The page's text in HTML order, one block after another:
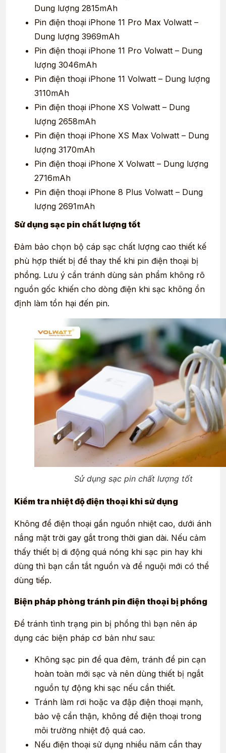
Dung lượng 2815mAh
Pin điện thoại iPhone 11 Pro Max Volwatt –
Dung lượng 3969mAh
Pin điện thoại iPhone 11 Pro Volwatt – Dung
lượng 3046mAh
Pin điện thoại iPhone 11 Volwatt – Dung lượng
3110mAh
Pin điện thoại iPhone XS Volwatt – Dung
lượng 2658mAh
Pin điện thoại iPhone XS Max Volwatt – Dung
lượng 3170mAh
Pin điện thoại iPhone X Volwatt – Dung lượng
2716mAh
Pin điện thoại iPhone 8 Plus Volwatt – Dung
lượng 2691mAh
Sử dụng sạc pin chất lượng tốt
Đảm bảo chọn bộ cáp sạc chất lượng cao thiết kế
phù hợp thiết bị để thay thế khi pin điện thoại bị
phồng. Lưu ý cần tránh dùng sản phẩm không rõ
nguồn gốc khiến cho dòng điện khi sạc không ổn
định làm tổn hại đến pin.
Sử dụng sạc pin chất lượng tốt
Kiểm tra nhiệt độ điện thoại khi sử dụng
Không để điện thoại gần nguồn nhiệt cao, dưới ánh
nắng mặt trời gay gắt trong thời gian dài. Nếu cảm
thấy thiết bị di động quá nóng khi sạc pin hay khi
dùng thì bạn cần tắt nguồn và để nguội mới có thể
dùng tiếp.
Biện pháp phòng tránh pin điện thoại bị phồng
Để tránh tình trạng pin bị phồng thì bạn nên áp
dụng các biện pháp cơ bản như sau:
Không sạc pin để qua đêm, tránh để pin cạn
hoàn toàn mới sạc và nên dùng thiết bị ngắt
nguồn tự động khi sạc nếu cần thiết.
Tránh làm rơi hoặc va đập điện thoại mạnh,
bảo vệ cẩn thận, không để điện thoại trong
môi trường nhiệt độ quá cao.
Nếu điện thoại sử dụng nhiều năm cần thay